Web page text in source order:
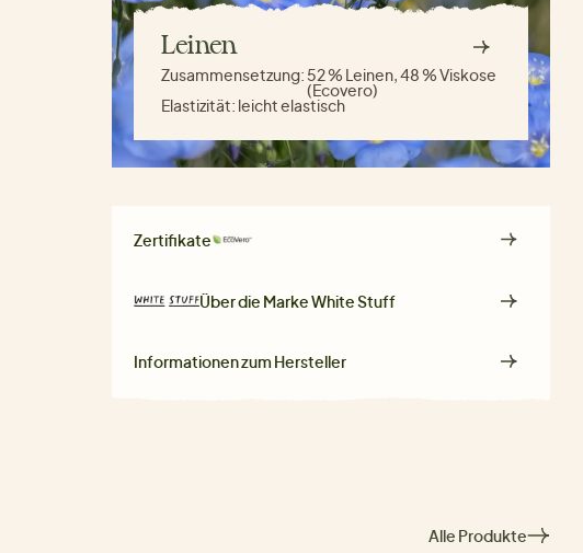
Leinen
Zusammensetzung: 52 % Leinen, 48 % Viskose
(Ecovero)
Elastizität: leicht elastisch
Zertifikate
Über die MarkeWhite Stuff
Informationen zum Hersteller
Alle Produkte